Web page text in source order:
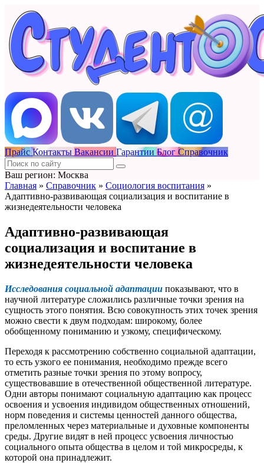
Прайс Контакты Вакансии Гарантии Блог Справочник
Ваш регион: Москва
Главная » Справочник » Социология воспитания »
Адаптивно-развивающая социализация и воспитание в
жизнедеятельности человека
Адаптивно-развивающая
социализация и воспитание в
жизнедеятельности человека
Исследования социальной адаптации показывают, что в
научной литературе сложились различные точки зрения на
сущность этого понятия. Всю совокупность этих точек зрения
можно свести к двум подходам: широкому, более
обобщенному пониманию и узкому, специфическому.
Переходя к рассмотрению собственно социальной адаптации,
то есть узкого ее понимания, необходимо прежде всего
отметить разные точки зрения по этому вопросу,
существовавшие в отечественной общественной литературе.
Одни авторы понимают социальную адаптацию как процесс
освоения и усвоения индивидом общественных отношений,
норм поведения и системы ценностей данного общества,
преломленных через материальные и духовные компоненты
среды. Другие видят в ней процесс усвоения личностью
социального опыта общества в целом и той микросреды, к
которой она принадлежит.